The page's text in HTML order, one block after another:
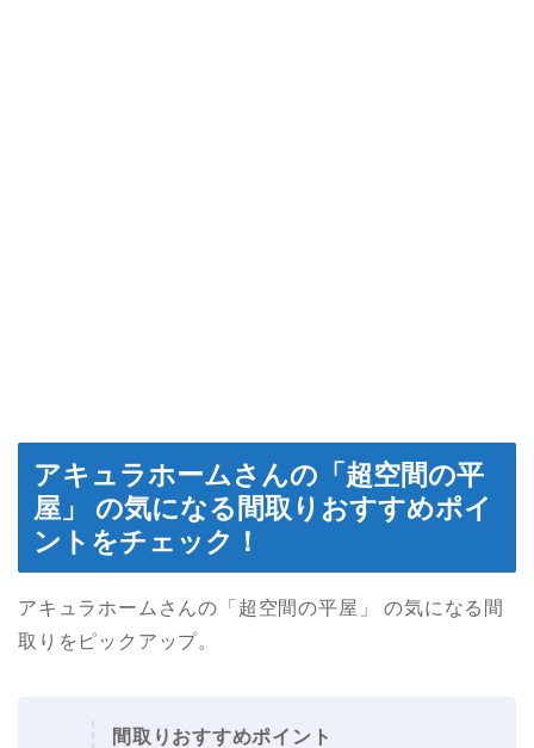
アキュラホームさんの「超空間の平
屋」 の気になる間取りおすすめポイ
ントをチェック！
アキュラホームさんの「超空間の平屋」 の気になる間
取りをピックアップ。
間取りおすすめポイント